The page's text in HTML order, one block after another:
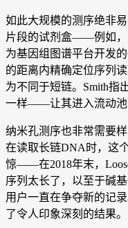
如此大规模的测序绝非
片段的试剂盒——例如，
为基因组图谱平台开发
的距离内精确定位序列
为不同于短链。Smith指
一样——让其进入流动池
纳米孔测序也非常需要
在读取长链DNA时，这
惊——在2018年末，
序列太长了，以至于碱
用户一直在争夺新的记
了令人印象深刻的结果。